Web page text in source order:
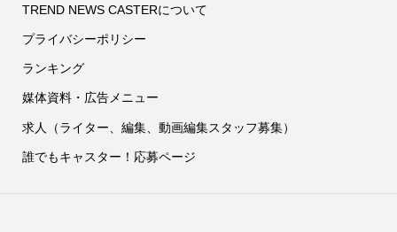
TREND NEWS CASTERについて
プライバシーポリシー
ランキング
媒体資料・広告メニュー
求人（ライター、編集、動画編集スタッフ募集）
誰でもキャスター！応募ページ